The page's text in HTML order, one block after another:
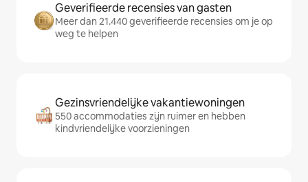
Geverifieerde recensies van gasten
Meer dan 21.440 geverifieerde recensies om je op
weg te helpen
Gezinsvriendelijke vakantiewoningen
550 accommodaties zijn ruimer en hebben
kindvriendelijke voorzieningen